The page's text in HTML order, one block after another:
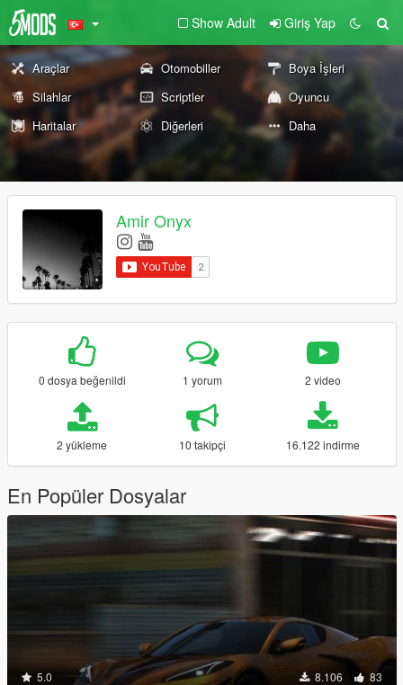
Show Adult Giriş Yap
Araçlar Otomobiller
Boya İşleri
Silahlar
Scriptler
Oyuncu
Haritalar
Diğerleri Daha
Amir Onyx
0 dosya beğenildi 1 yorum 2 video
2 yükleme 10 takipçi 16.122 indirme
En Popüler Dosyalar
5.0 8.106 83